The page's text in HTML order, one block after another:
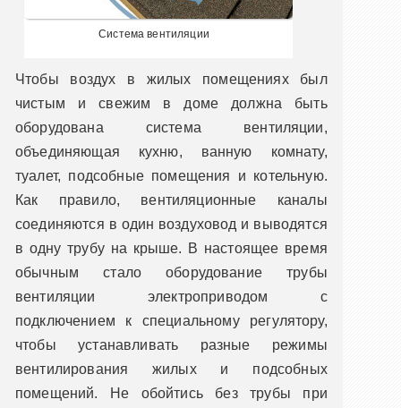
Система вентиляции
Чтобы воздух в жилых помещениях был
чистым и свежим в доме должна быть
оборудована система вентиляции,
объединяющая кухню, ванную комнату,
туалет, подсобные помещения и котельную.
Как правило, вентиляционные каналы
соединяются в один воздуховод и выводятся
в одну трубу на крыше. В настоящее время
обычным стало оборудование трубы
вентиляции электроприводом с
подключением к специальному регулятору,
чтобы устанавливать разные режимы
вентилирования жилых и подсобных
помещений. Не обойтись без трубы при